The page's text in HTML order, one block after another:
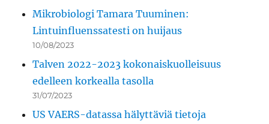
Mikrobiologi Tamara Tuuminen:
Lintuinfluenssatesti on huijaus
10/08/2023
Talven 2022-2023 kokonaiskuolleisuus
edelleen korkealla tasolla
31/07/2023
US VAERS-datassa hälyttäviä tietoja